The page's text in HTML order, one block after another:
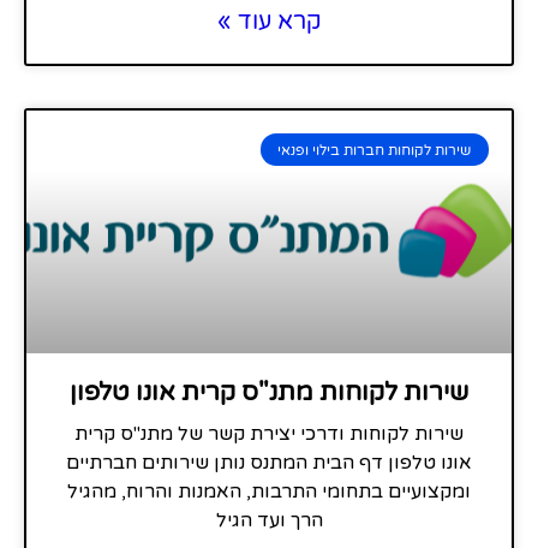
קרא עוד »
שירות לקוחות חברות בילוי ופנאי
שירות לקוחות מתנ"ס קרית אונו טלפון
שירות לקוחות ודרכי יצירת קשר של מתנ"ס קרית
אונו טלפון דף הבית המתנס נותן שירותים חברתיים
ומקצועיים בתחומי התרבות, האמנות והרוח, מהגיל
הרך ועד הגיל